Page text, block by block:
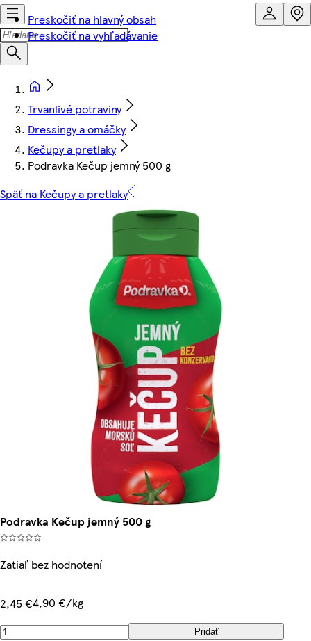
Preskočiť na hlavný obsah
Preskočiť na vyhľadávanie
Trvanlivé potraviny
Dressingy a omáčky
Kečupy a pretlaky
Podravka Kečup jemný 500 g
Späť na Kečupy a pretlaky
Podravka Kečup jemný 500 g
Zatiaľ bez hodnotení
2,45 €4,90 €/kg
Pridať